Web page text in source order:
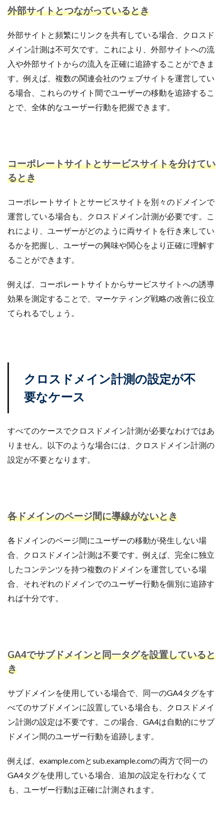
外部サイトとつながっているとき
外部サイトと頻繁にリンクを共有している場合、クロスド
メイン計測は不可欠です。これにより、外部サイトへの流
入や外部サイトからの流入を正確に追跡することができま
す。例えば、複数の関連会社のウェブサイトを運営してい
る場合、これらのサイト間でユーザーの移動を追跡するこ
とで、全体的なユーザー行動を把握できます。
コーポレートサイトとサービスサイトを分けてい
るとき
コーポレートサイトとサービスサイトを別々のドメインで
運営している場合も、クロスドメイン計測が必要です。こ
れにより、ユーザーがどのように両サイトを行き来してい
るかを把握し、ユーザーの興味や関心をより正確に理解す
ることができます。
例えば、コーポレートサイトからサービスサイトへの誘導
効果を測定することで、マーケティング戦略の改善に役立
てられるでしょう。
クロスドメイン計測の設定が不
要なケース
すべてのケースでクロスドメイン計測が必要なわけではあ
りません。以下のような場合には、クロスドメイン計測の
設定が不要となります。
各ドメインのページ間に導線がないとき
各ドメインのページ間にユーザーの移動が発生しない場
合、クロスドメイン計測は不要です。例えば、完全に独立
したコンテンツを持つ複数のドメインを運営している場
合、それぞれのドメインでのユーザー行動を個別に追跡す
れば十分です。
GA4でサブドメインと同一タグを設置していると
き
サブドメインを使用している場合で、同一のGA4タグをす
べてのサブドメインに設置している場合も、クロスドメイ
ン計測の設定は不要です。この場合、GA4は自動的にサブ
ドメイン間のユーザー行動を追跡します。
例えば、example.comとsub.example.comの両方で同一の
GA4タグを使用している場合、追加の設定を行わなくて
も、ユーザー行動は正確に計測されます。